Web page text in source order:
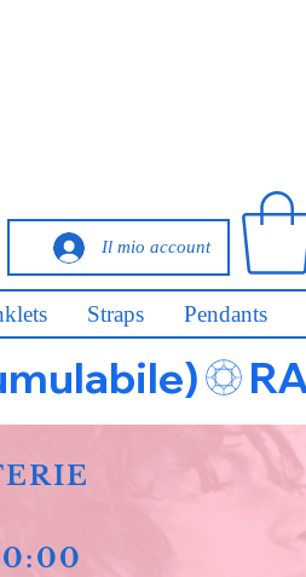
Il mio account
Straps Pendants